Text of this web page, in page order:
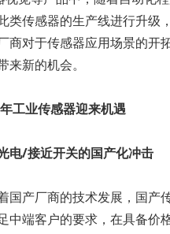
类传感器的生产线进行升级
商对于传感器应用场景的开
来新的机会。
工业传感器迎来机遇
电/接近开关的国产化冲击
国产厂商的技术发展，国产
中端客户的要求，在具备价